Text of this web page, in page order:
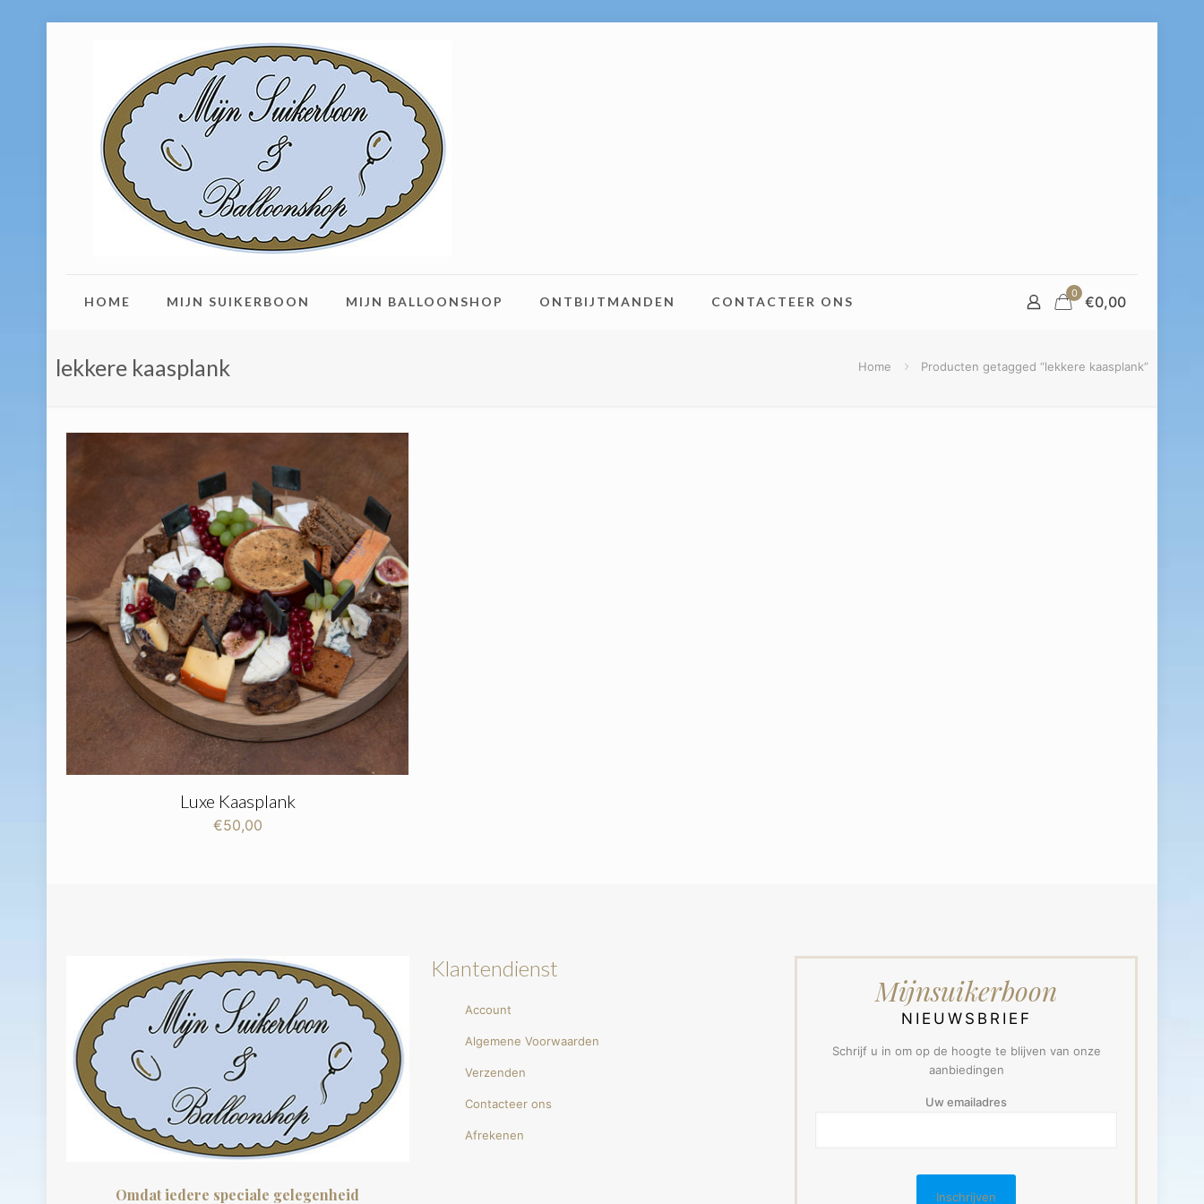
HOME MIJN SUIKERBOON MIJN BALLOONSHOP ONTBIJTMANDEN CONTACTEER ONS
0 €0,00
lekkere kaasplank Home Producten getagged “lekkere kaasplank”
Luxe Kaasplank
€50,00
Omdat iedere speciale gelegenheid
Klantendienst
Account
Algemene Voorwaarden
Verzenden
Contacteer ons
Afrekenen
Mijnsuikerboon
NIEUWSBRIEF
Schrijf u in om op de hoogte te blijven van onze
aanbiedingen
Uw emailadres